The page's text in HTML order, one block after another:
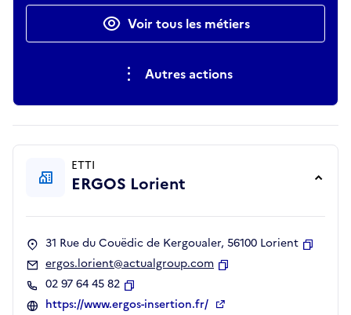
Actions rapidesVoir tous les métiers
Autres actions
ETTI
ERGOS Lorient
31 Rue du Couëdic de Kergoualer, 56100 Lorient
ergos.lorient@actualgroup.com
02 97 64 45 82
Copier
https://www.ergos-insertion.fr/